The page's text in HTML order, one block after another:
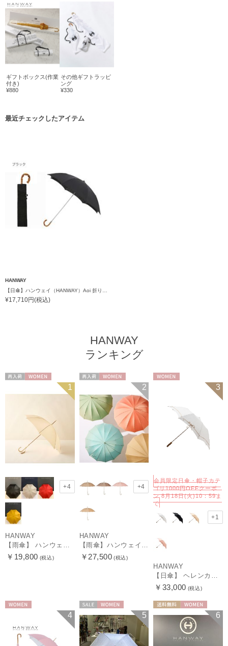
ギフトボックス(作業
付き)
¥880
その他ギフトラッピ
ング
¥330
最近チェックしたアイテム
HANWAY
¥17,710円(税込)
HANWAY
ランキング
1
+4
HANWAY
【雨傘】 ハンウェイ （HANWAY） Couturier クチュリエ 長傘 日本製
￥19,800 (税込)
2
+4
HANWAY
【雨傘】ハンウェイ （HANWAY ）真田耳（サナダミミ）長傘 日本製 カーボン骨
￥27,500 (税込)
3
会員限定日傘・帽子カテ
ゴリ1000円OFFクーポ
ン 8月18日(火)10：59ま
で
+1
HANWAY
【日傘】 ヘレンカミンスキー（HELEN KAMINSKI） X ハンウェイ (HANWAY) コラボ プロヴァンスタイプ 麻無地 ラフィアコード 折りたたみ傘 曲がり手元 純パラソル
￥33,000 (税込)
4 5 6